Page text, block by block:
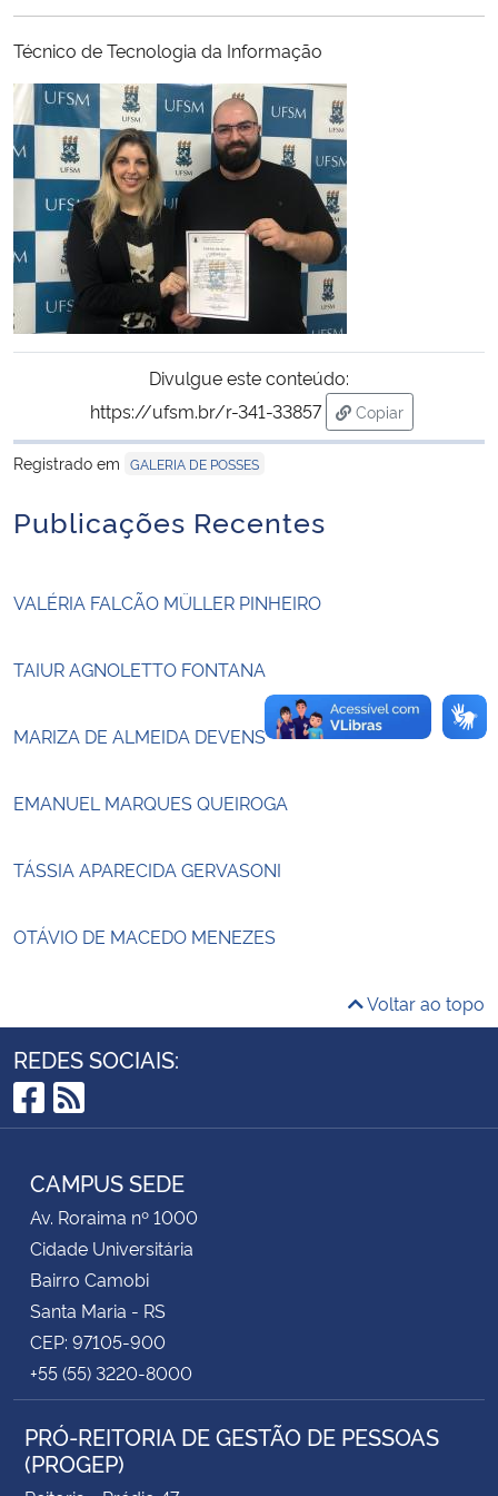
Ministério da Cidadania
Ministério de Minas e Energia
Ministério da Ciência, Tecnologia, Inovações e Comunicações
Ministério do Meio Ambiente
Ministério do Turismo
Ministério do Desenvolvimento Regional
Secretaria de Governo
Gabinete de Segurança Institucional
Advocacia-Geral da União
Técnico de Tecnologia da Informação
Divulgue este conteúdo:
https://ufsm.br/r-341-33857
Copiar
para área de
Registrado em GALERIA DE POSSES
Publicações Recentes
VALÉRIA FALCÃO MÜLLER PINHEIRO
TAIUR AGNOLETTO FONTANA
MARIZA DE ALMEIDA DEVENS
EMANUEL MARQUES QUEIROGA
TÁSSIA APARECIDA GERVASONI
OTÁVIO DE MACEDO MENEZES
Voltar ao topo
REDES SOCIAIS:
Facebook
RSS
CAMPUS SEDE
Av. Roraima nº 1000
Cidade Universitária
Bairro Camobi
Santa Maria - RS
CEP: 97105-900
+55 (55) 3220-8000
PRÓ-REITORIA DE GESTÃO DE PESSOAS
(PROGEP)